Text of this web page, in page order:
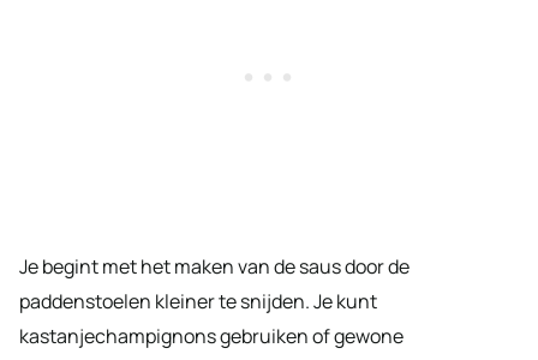
Je begint met het maken van de saus door de
paddenstoelen kleiner te snijden. Je kunt
kastanjechampignons gebruiken of gewone